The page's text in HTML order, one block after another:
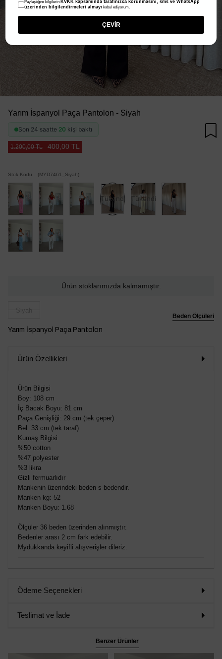
Yarım İspanyol Paça Pantolon - Siyah
Son 24 saatte 20 kişi baktı
1.200,00 TL 400,00 TL
Stok Kodu (MYD7461_Siyah)
Tükendi Tükendi
Ürün stoklarımızda kalmamıştır.
Beden Ölçüleri
Yarım İspanyol Paça Pantolon
Ürün Özellikleri
Ürün Bilgisi
Boy: 108 cm
İç Bacak Boyu: 81 cm
Paça Genişliği: 29 cm (tek çeper)
Bel: 33 cm (tek taraf)
Kumaş Bilgisi
%50 cotton
%47 polyester
%3 likra
Gizli fermuarlıdır
Mankenin üzerindeki beden s bedendir.
Manken kg: 52
Manken Boyu: 1.68
Ölçüler 36 beden üzerinden alınmıştır.
Bedenler arası 2 cm fark edebilir.
Mydukkanda keyifli alışverişler dileriz.
Ödeme Seçenekleri
Teslimat ve İade
Benzer Ürünler
Paylaştığım bilgilerin KVKK kapsamında tarafınızca korunmasını, sms ve WhatsApp
üzerinden bilgilendirmeleri almayı kabul ediyorum.
ÇEVİR